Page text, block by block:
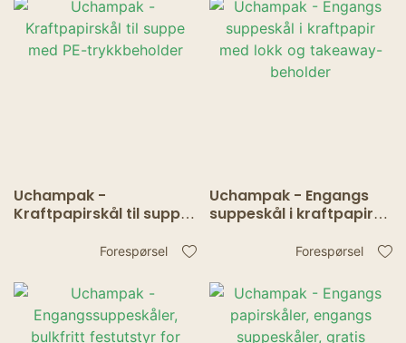
Uchampak -
Kraftpapirskål til suppe
Forespørsel
Uchampak - Engangs
suppeskål i kraftpapir
Forespørsel